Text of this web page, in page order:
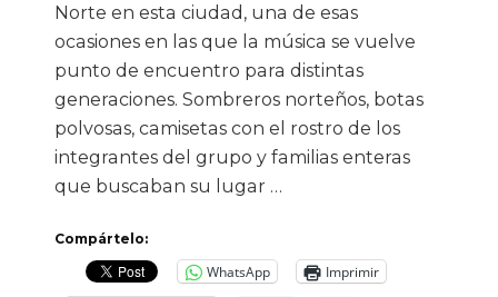
Norte en esta ciudad, una de esas
ocasiones en las que la música se vuelve
punto de encuentro para distintas
generaciones. Sombreros norteños, botas
polvosas, camisetas con el rostro de los
integrantes del grupo y familias enteras
que buscaban su lugar …
Compártelo:
WhatsApp
Imprimir